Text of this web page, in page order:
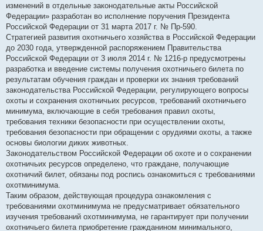
изменений в отдельные законодательные акты Российской
Федерации» разработан во исполнение поручения Президента
Российской Федерации от 31 марта 2017 г. № Пр-590.
Стратегией развития охотничьего хозяйства в Российской Федерации
до 2030 года, утвержденной распоряжением Правительства
Российской Федерации от 3 июля 2014 г. № 1216-р предусмотрены
разработка и введение системы получения охотничьего билета по
результатам обучения граждан и проверки их знания требований
законодательства Российской Федерации, регулирующего вопросы
охоты и сохранения охотничьих ресурсов, требований охотничьего
минимума, включающие в себя требования правил охоты,
требования техники безопасности при осуществлении охоты,
требования безопасности при обращении с орудиями охоты, а также
основы биологии диких животных.
Законодательством Российской Федерации об охоте и о сохранении
охотничьих ресурсов определено, что граждане, получающие
охотничий билет, обязаны под роспись ознакомиться с требованиями
охотминимума.
Таким образом, действующая процедура ознакомления с
требованиями охотминимума не предусматривает обязательного
изучения требований охотминимума, не гарантирует при получении
охотничьего билета приобретение гражданином минимального,